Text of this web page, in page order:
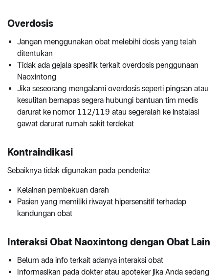
Overdosis
Jangan menggunakan obat melebihi dosis yang telah
ditentukan
Tidak ada gejala spesifik terkait overdosis penggunaan
Naoxintong
Jika seseorang mengalami overdosis seperti pingsan atau
kesulitan bernapas segera hubungi bantuan tim medis
darurat ke nomor 112/119 atau segeralah ke instalasi
gawat darurat rumah sakit terdekat
Kontraindikasi
Sebaiknya tidak digunakan pada penderita:
Kelainan pembekuan darah
Pasien yang memiliki riwayat hipersensitif terhadap
kandungan obat
Interaksi Obat Naoxintong dengan Obat Lain
Belum ada info terkait adanya interaksi obat
Informasikan pada dokter atau apoteker jika Anda sedang